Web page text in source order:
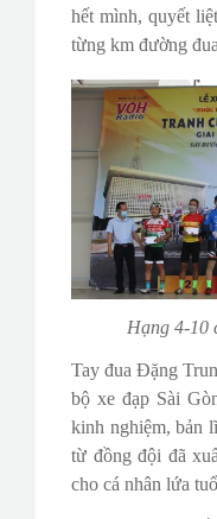
hết mình, quyết
từng km đường
Hạng 4-10
Tay đua Đặng
bộ xe đạp Sài
kinh nghiệm, bản
từ đồng đội đã
cho cá nhân lứa